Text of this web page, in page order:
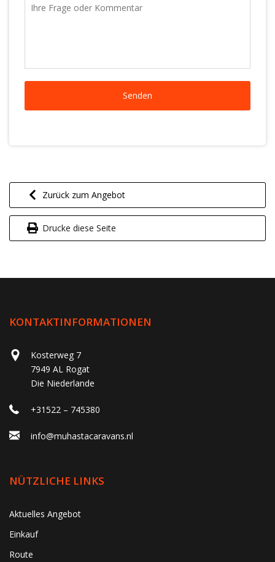
Zurück zum Angebot
Drucke diese Seite
KONTAKTINFORMATIONEN
Kosterweg 7
7949 AL Rogat
Die Niederlande
+31522 – 745380
info@muhastacaravans.nl
NÜTZLICHE LINKS
Aktuelles Angebot
Einkauf
Route